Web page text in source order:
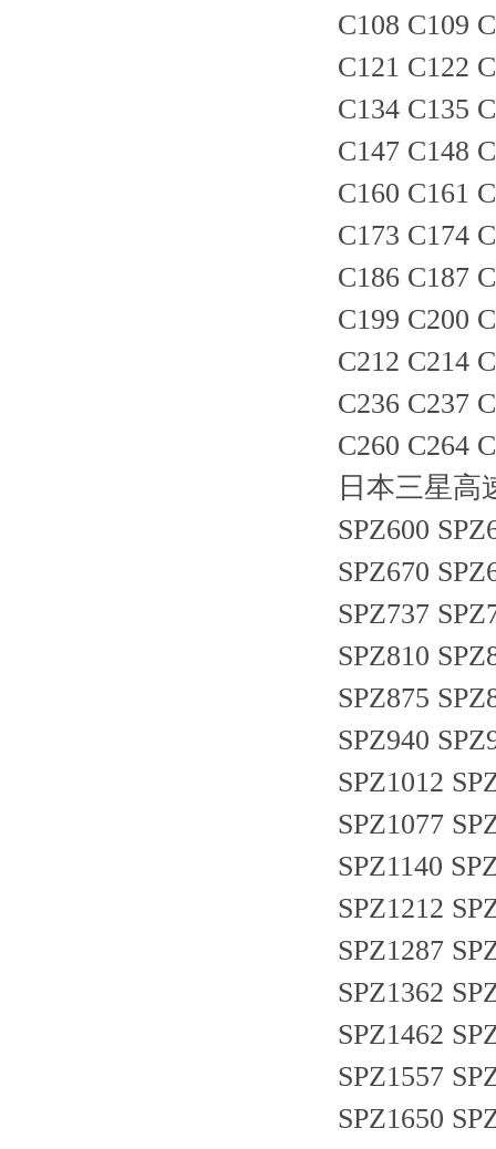
C108 C109
C121 C122
C134 C135
C147 C148
C160 C161
C173 C174
C186 C187
C199 C200
C212 C214
C236 C237
C260 C264
日本三星高
SPZ600
SPZ670
SPZ737
SPZ810
SPZ875
SPZ940
SPZ1012
SPZ1077
SPZ1140
SPZ1212
SPZ1287
SPZ1362
SPZ1462
SPZ1557
SPZ1650